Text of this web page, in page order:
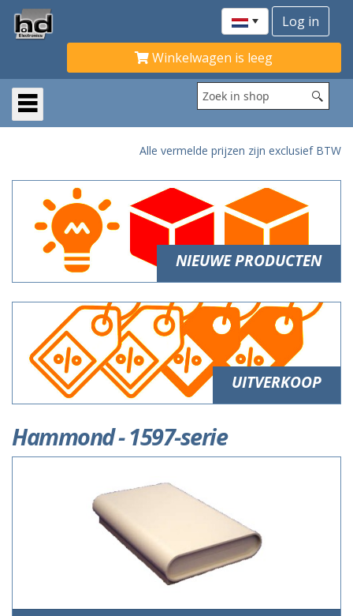
Winkelwagen is leeg
Alle vermelde prijzen zijn exclusief BTW
NIEUWE PRODUCTEN
UITVERKOOP
Hammond - 1597-serie